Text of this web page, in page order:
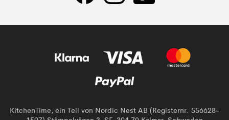
KitchenTime, ein Teil von Nordic Nest AB (Registernr. 556628-